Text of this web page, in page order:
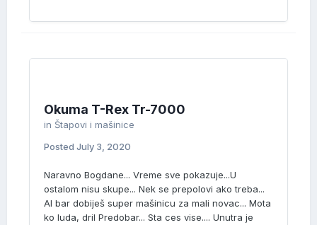
Okuma T-Rex Tr-7000
in Štapovi i mašinice
Posted July 3, 2020
Naravno Bogdane... Vreme sve pokazuje...U
ostalom nisu skupe... Nek se prepolovi ako treba...
Al bar dobiješ super mašinicu za mali novac... Mota
ko luda, dril Predobar... Sta ces vise.... Unutra je